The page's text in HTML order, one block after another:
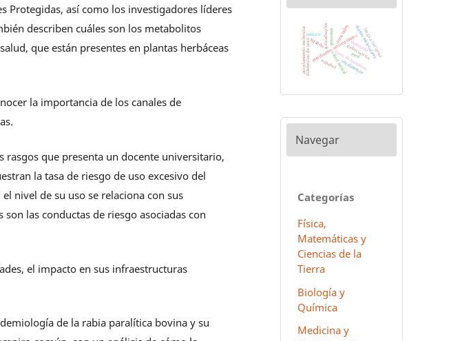
Protegidas, así como los investigadores líderes
describen cuáles son los metabolitos
que están presentes en plantas herbáceas
la importancia de los canales de
rasgos que presenta un docente universitario,
la tasa de riesgo de uso excesivo del
nivel de su uso se relaciona con sus
las conductas de riesgo asociadas con
el impacto en sus infraestructuras
de la rabia paralítica bovina y su
depresión
estudiantes universitarios
diferencias de sexo salud mental
g-cuádruples
virus de humanos
genomas antivirales dianas moleculares
delincuencia
perúlengua indígena
hñähñu
español
acoplamiento molecularméxico
rendimiento
Navegar
Categorías
Física,
Matemáticas y
Ciencias de la
Tierra
Biología y
Química
Medicina y